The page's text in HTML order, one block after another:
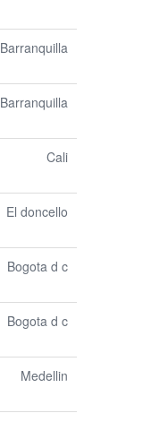
Barranquilla
Barranquilla
Cali
El doncello
Bogota d c
Bogota d c
Medellin